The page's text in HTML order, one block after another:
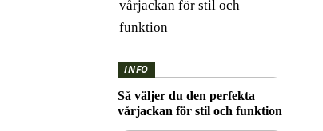
INFO
Så väljer du den perfekta
vårjackan för stil och funktion